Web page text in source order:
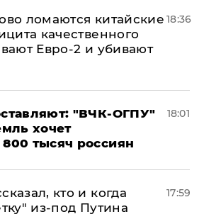
ломаются китайские
качественного
Евро-2 и убивают
18:36
"ВЧК-ОГПУ"
хочет
тысяч россиян
18:01
кто и когда
из-под Путина
17:59